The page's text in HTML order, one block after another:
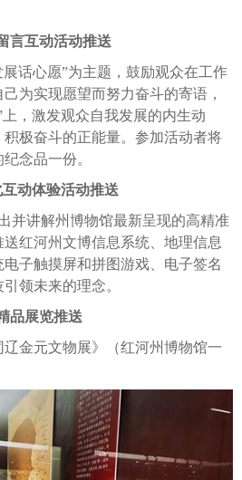
言互动活动推送
话心愿”为主题，鼓励观众在工作
为实现愿望而努力奋斗的寄语，
，激发观众自我发展的内生动
极奋斗的正能量。参加活动者将
念品一份。
动体验活动推送
讲解州博物馆最新呈现的高精准
红河州文博信息系统、地理信息
子触摸屏和拼图游戏、电子签名
领未来的理念。
品展览推送
元文物展》（红河州博物馆一